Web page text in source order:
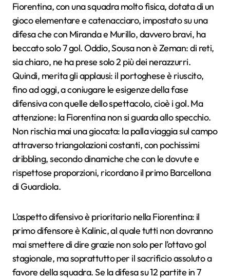
Fiorentina, con una squadra molto fisica, dotata di un
gioco elementare e catenacciaro, impostato su una
difesa che con Miranda e Murillo, davvero bravi, ha
beccato solo 7 gol. Oddio, Sousa non è Zeman: di reti,
sia chiaro, ne ha prese solo 2 più dei nerazzurri.
Quindi, merita gli applausi: il portoghese è riuscito,
fino ad oggi, a coniugare le esigenze della fase
difensiva con quelle dello spettacolo, cioè i gol. Ma
attenzione: la Fiorentina non si guarda allo specchio.
Non rischia mai una giocata: la palla viaggia sul campo
attraverso triangolazioni costanti, con pochissimi
dribbling, secondo dinamiche che con le dovute e
rispettose proporzioni, ricordano il primo Barcellona
di Guardiola.
L’aspetto difensivo è prioritario nella Fiorentina: il
primo difensore è Kalinic, al quale tutti non dovranno
mai smettere di dire grazie non solo per l’ottavo gol
stagionale, ma soprattutto per il sacrificio assoluto a
favore della squadra. Se la difesa su 12 partite in 7